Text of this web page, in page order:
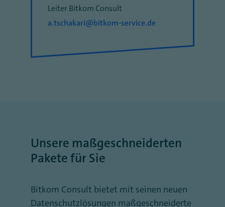
Leiter Bitkom Consult
a.tschakari@bitkom-service.de
Unsere maßgeschneiderten
Pakete für Sie
Bitkom Consult bietet mit seinen neuen
Datenschutzlösungen maßgeschneiderte